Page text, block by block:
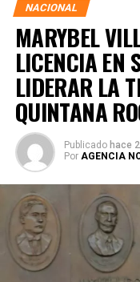
Durante su encargo
su agenda legislativa
robustecer el
NACIONAL
MARYBEL
LICENCIA EN
LIDERAR LA
QUINTANA
Publicado hace
Por AGENCIA